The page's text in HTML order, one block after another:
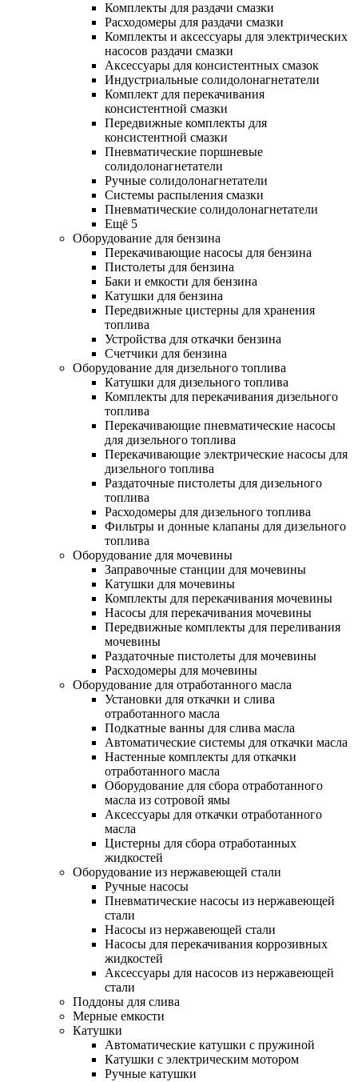
Комплекты для раздачи смазки
Расходомеры для раздачи смазки
Комплекты и аксессуары для электрических
насосов раздачи смазки
Аксессуары для консистентных смазок
Индустриальные солидолонагнетатели
Комплект для перекачивания
консистентной смазки
Передвижные комплекты для
консистентной смазки
Пневматические поршневые
солидолонагнетатели
Ручные солидолонагнетатели
Системы распыления смазки
Пневматические солидолонагнетатели
Ещё 5
Оборудование для бензина
Перекачивающие насосы для бензина
Пистолеты для бензина
Баки и емкости для бензина
Катушки для бензина
Передвижные цистерны для хранения
топлива
Устройства для откачки бензина
Счетчики для бензина
Оборудование для дизельного топлива
Катушки для дизельного топлива
Комплекты для перекачивания дизельного
топлива
Перекачивающие пневматические насосы
для дизельного топлива
Перекачивающие электрические насосы для
дизельного топлива
Раздаточные пистолеты для дизельного
топлива
Расходомеры для дизельного топлива
Фильтры и донные клапаны для дизельного
топлива
Оборудование для мочевины
Заправочные станции для мочевины
Катушки для мочевины
Комплекты для перекачивания мочевины
Насосы для перекачивания мочевины
Передвижные комплекты для переливания
мочевины
Раздаточные пистолеты для мочевины
Расходомеры для мочевины
Оборудование для отработанного масла
Установки для откачки и слива
отработанного масла
Подкатные ванны для слива масла
Автоматические системы для откачки масла
Настенные комплекты для откачки
отработанного масла
Оборудование для сбора отработанного
масла из сотровой ямы
Аксессуары для откачки отработанного
масла
Цистерны для сбора отработанных
жидкостей
Оборудование из нержавеющей стали
Ручные насосы
Пневматические насосы из нержавеющей
стали
Насосы из нержавеющей стали
Насосы для перекачивания коррозивных
жидкостей
Аксессуары для насосов из нержавеющей
стали
Поддоны для слива
Мерные емкости
Катушки
Автоматические катушки с пружиной
Катушки с электрическим мотором
Ручные катушки